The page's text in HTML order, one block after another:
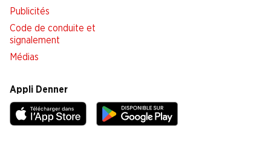
Publicités
Code de conduite et
signalement
Médias
Appli Denner